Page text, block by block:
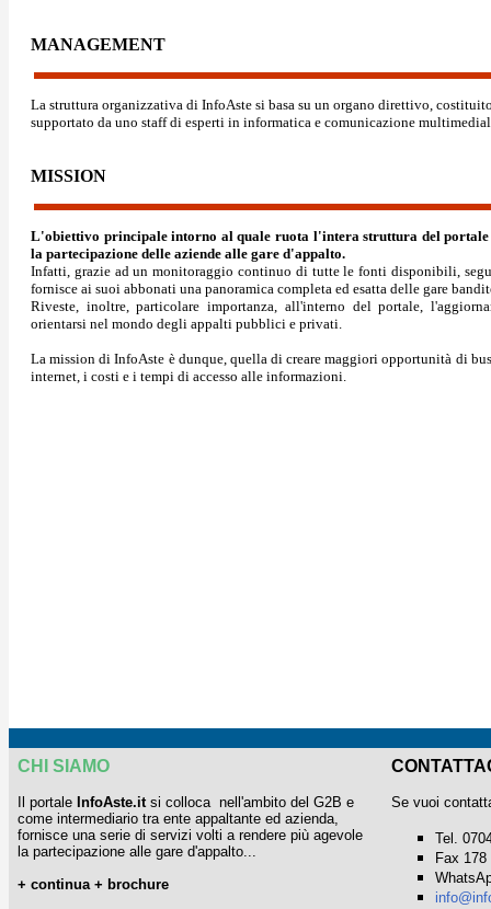
MANAGEMENT
La struttura organizzativa di InfoAste si basa su un organo direttivo,
supportato da uno staff di esperti in informatica e comunicazione
MISSION
L'obiettivo principale intorno al quale ruota l'intera struttura del
la partecipazione delle aziende alle gare d'appalto.
Infatti, grazie ad un monitoraggio continuo di tutte le fonti disponibili,
fornisce ai suoi abbonati una panoramica completa ed esatta delle gare
Riveste, inoltre, particolare importanza, all'interno del portale,
orientarsi nel mondo degli appalti pubblici e privati.
La mission di InfoAste è dunque, quella di creare maggiori opportunità di
internet, i costi e i tempi di accesso alle informazioni.
CHI SIAMO
Il portale InfoAste.itsi colloca nell'ambito del G2B e
come intermediario tra ente appaltante ed azienda,
fornisce una serie di servizi volti a rendere più agevole
la partecipazione alle gare d'appalto...
+ continua+ brochure
Se vuoi
Tel.
Fax 178